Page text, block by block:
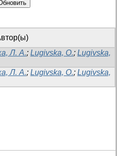
Л. А.; Lugivska, O.; Lugivska,
Л. А.; Lugivska, O.; Lugivska,